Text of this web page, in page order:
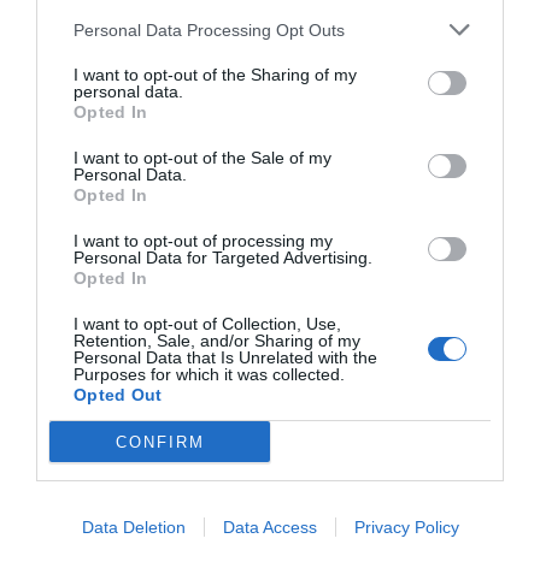
Personal Data Processing Opt Outs
I want to opt-out of the Sharing of my
personal data.
Opted In
I want to opt-out of the Sale of my
Personal Data.
Opted In
I want to opt-out of processing my
Personal Data for Targeted Advertising.
Opted In
I want to opt-out of Collection, Use,
Retention, Sale, and/or Sharing of my
Personal Data that Is Unrelated with the
Purposes for which it was collected.
Opted Out
CONFIRM
Data Deletion Data Access Privacy Policy
CB Avenida
PRO Women in Sports
Publicidad
2Playbook Club2P